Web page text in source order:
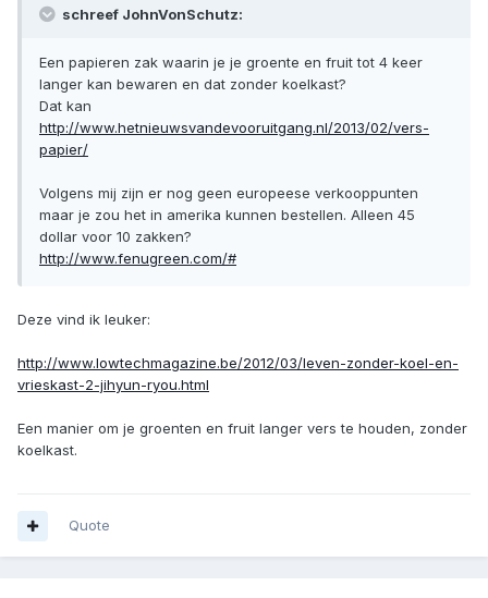
schreef JohnVonSchutz:
Een papieren zak waarin je je groente en fruit tot 4 keer
langer kan bewaren en dat zonder koelkast?
Dat kan
http://www.hetnieuwsvandevooruitgang.nl/2013/02/vers-
papier/
Volgens mij zijn er nog geen europeese verkooppunten
maar je zou het in amerika kunnen bestellen. Alleen 45
dollar voor 10 zakken?
http://www.fenugreen.com/#
Deze vind ik leuker:
http://www.lowtechmagazine.be/2012/03/leven-zonder-koel-en-
vrieskast-2-jihyun-ryou.html
Een manier om je groenten en fruit langer vers te houden, zonder
koelkast.
Quote